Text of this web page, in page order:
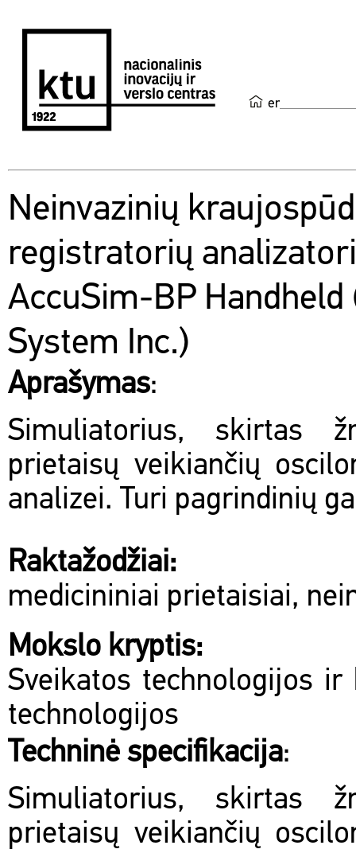
en
Neinvazinių
registratorių
AccuSim-BP Handheld
System Inc.)
Aprašymas:
Simuliatorius, skirtas
prietaisų veikiančių
analizei. Turi pagrindinių
Raktažodžiai:
medicininiai prietaisiai,
Mokslo kryptis:
Sveikatos technologijos
technologijos
Techninė specifikacija:
Simuliatorius, skirtas
prietaisų veikiančių